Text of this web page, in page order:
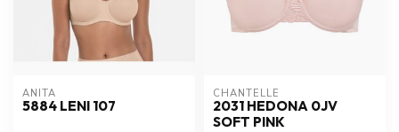
ANITA
5884 LENI 107
CHANTELLE
2031 HEDONA 0JV
SOFT PINK